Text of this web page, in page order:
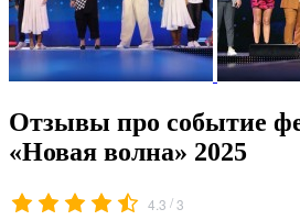
Отзывы про событие
«Новая волна» 2025
4.3 /3